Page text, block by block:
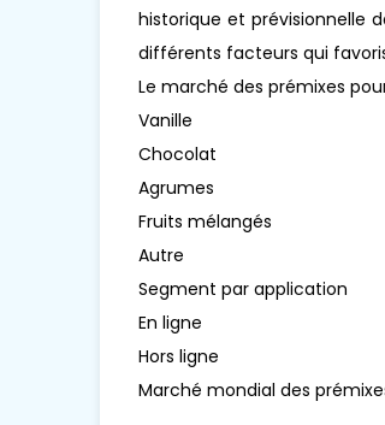
historique et prévisionnelle
différents facteurs qui
Le marché des prémixes
Vanille
Chocolat
Agrumes
Fruits mélangés
Autre
Segment par application
En ligne
Hors ligne
Marché mondial des